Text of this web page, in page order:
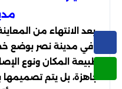
بعد الانتهاء من
في مدينة نصر بوضع
طبيعة المكان ونوع
جاهزة، بل يتم